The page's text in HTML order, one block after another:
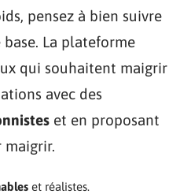
pensez à bien suivre
La plateforme
qui souhaitent maigrir
avec des
et en proposant
maigrir.
et réalistes.